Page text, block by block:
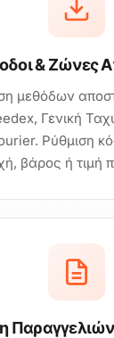
& Ζώνες
μεθόδων
Γενική
Ρύθμιση
βάρος ή τιμή